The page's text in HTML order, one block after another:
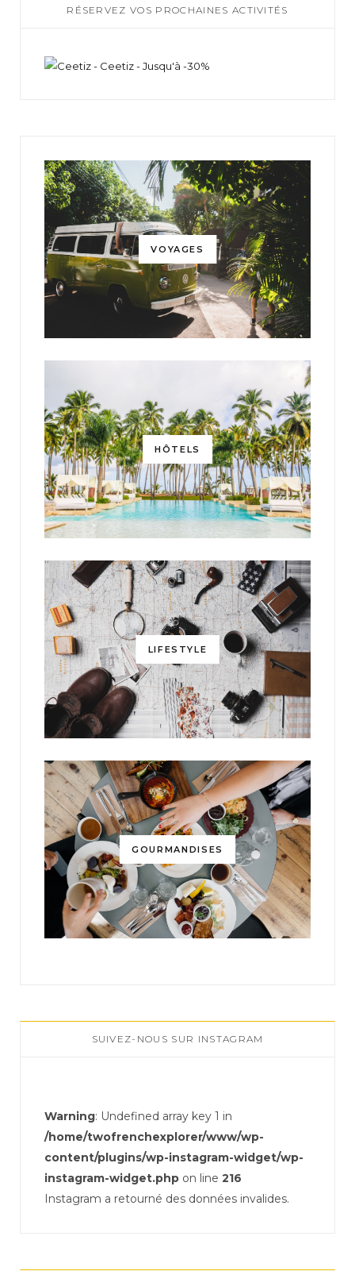
RÉSERVEZ VOS PROCHAINES ACTIVITÉS
VOYAGES
HÔTELS
LIFESTYLE
GOURMANDISES
SUIVEZ-NOUS SUR INSTAGRAM
Warning: Undefined array key 1 in
/home/twofrenchexplorer/www/wp-
content/plugins/wp-instagram-widget/wp-
instagram-widget.php on line 216
Instagram a retourné des données invalides.